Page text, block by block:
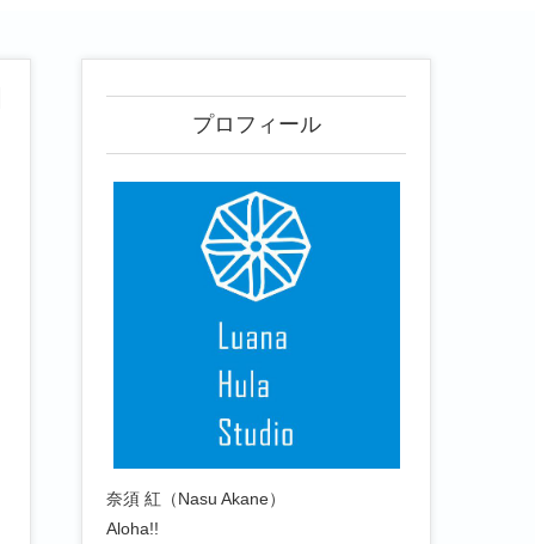
プロフィール
奈須 紅（Nasu Akane）
Aloha!!